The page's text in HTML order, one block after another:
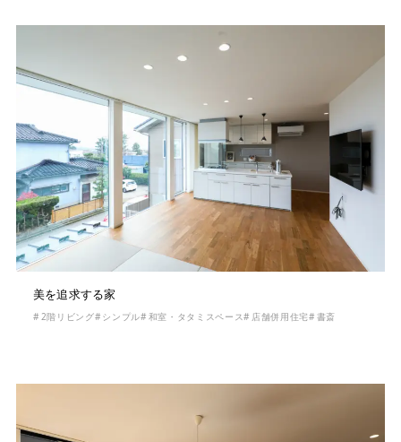
美を追求する家
2階リビング シンプル 和室・タタミスペース 店舗併用住宅 書斎